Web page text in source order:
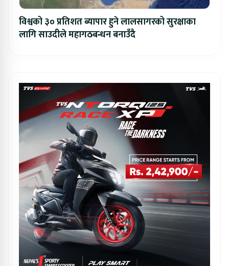
विश्वको ३० प्रतिशत ब्यापार हुने लालसागरको सुरक्षाका
लागि साउदीले महागठबन्धन बनाउँदै